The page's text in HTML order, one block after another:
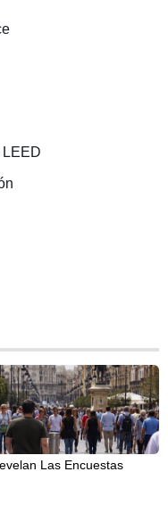
LEED
Las Encuestas